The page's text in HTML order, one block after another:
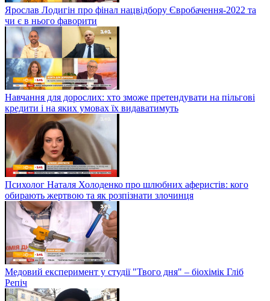
Ярослав Лодигін про фінал нацвідбору Євробачення-2022 та
чи є в нього фаворити
Навчання для дорослих: хто зможе претендувати на пільгові
кредити і на яких умовах їх видаватимуть
Психолог Наталя Холоденко про шлюбних аферистів: кого
обирають жертвою та як розпізнати злочинця
Медовий експеримент у студії "Твого дня" – біохімік Гліб
Репіч